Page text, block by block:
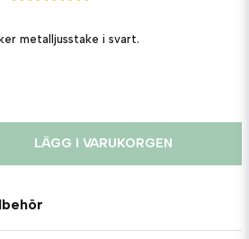
metalljusstake i svart.
LÄGG I VARUKORGEN